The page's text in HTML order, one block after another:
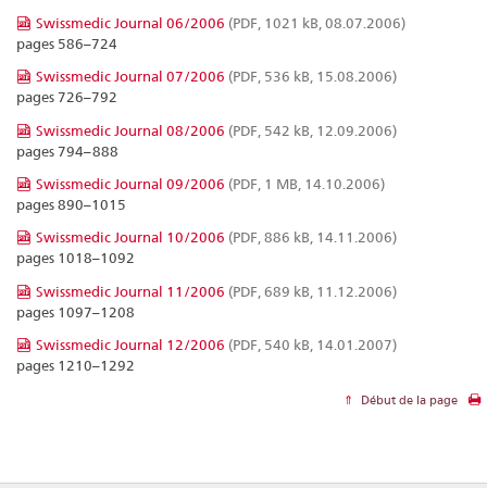
Swissmedic Journal 06/2006 (PDF, 1021 kB, 08.07.2006)
pages 586–724
Swissmedic Journal 07/2006 (PDF, 536 kB, 15.08.2006)
pages 726–792
Swissmedic Journal 08/2006 (PDF, 542 kB, 12.09.2006)
pages 794–888
Swissmedic Journal 09/2006 (PDF, 1 MB, 14.10.2006)
pages 890–1015
Swissmedic Journal 10/2006 (PDF, 886 kB, 14.11.2006)
pages 1018–1092
Swissmedic Journal 11/2006 (PDF, 689 kB, 11.12.2006)
pages 1097–1208
Swissmedic Journal 12/2006 (PDF, 540 kB, 14.01.2007)
pages 1210–1292
Début de la page